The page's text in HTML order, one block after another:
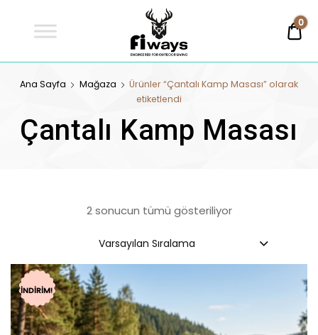
FİWAYS
0
Ana Sayfa Mağaza
Ürünler “Çantalı Kamp Masası” olarak
etiketlendi
Çantalı Kamp Masası
2 sonucun tümü gösteriliyor
Varsayılan Sıralama
İNDIRIM!